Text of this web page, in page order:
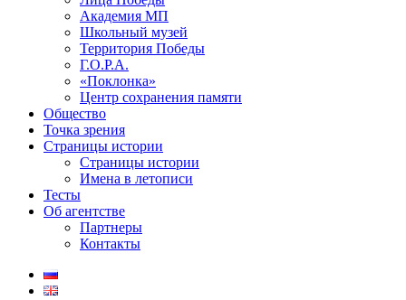
Академия МП
Школьный музей
Территория Победы
Г.О.Р.А.
«Поклонка»
Центр сохранения памяти
Общество
Точка зрения
Страницы истории
Страницы истории
Имена в летописи
Тесты
Об агентстве
Партнеры
Контакты